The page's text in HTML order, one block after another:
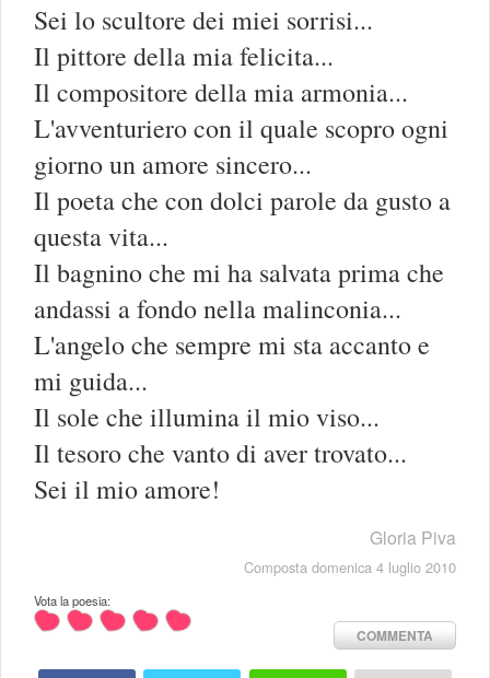
Sei lo scultore dei miei sorrisi...
Il pittore della mia felicita...
Il compositore della mia armonia...
L'avventuriero con il quale scopro ogni
giorno un amore sincero...
Il poeta che con dolci parole da gusto a
questa vita...
Il bagnino che mi ha salvata prima che
andassi a fondo nella malinconia...
L'angelo che sempre mi sta accanto e
mi guida...
Il sole che illumina il mio viso...
Il tesoro che vanto di aver trovato...
Sei il mio amore!
Gloria Piva
Composta domenica 4 luglio 2010
Vota la poesia:
COMMENTA